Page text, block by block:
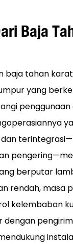
Baja
baja tahan
yang
penggunaan
dan
berputar
rendah, masa
kelembaban